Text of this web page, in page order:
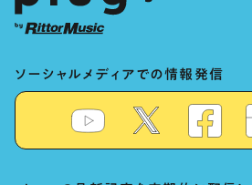
ソーシャルメディアでの情報発信